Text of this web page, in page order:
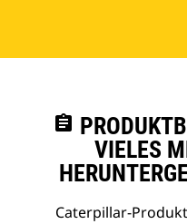
assignment
VIELES
Caterpillar-